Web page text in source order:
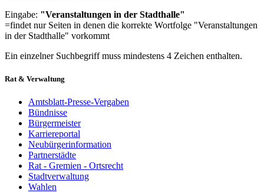
Eingabe: "Veranstaltungen in der Stadthalle"
=findet nur Seiten in denen die korrekte Wortfolge "Veranstaltungen
in der Stadthalle" vorkommt
Ein einzelner Suchbegriff muss mindestens 4 Zeichen enthalten.
Rat & Verwaltung
Amtsblatt-Presse-Vergaben
Bündnisse
Bürgermeister
Karriereportal
Neubürgerinformation
Partnerstädte
Rat - Gremien - Ortsrecht
Stadtverwaltung
Wahlen